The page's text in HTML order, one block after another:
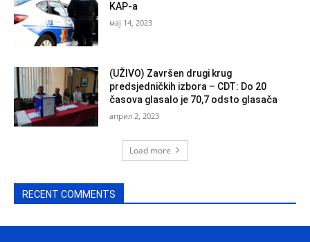
KAP-a
мај 14, 2023
(UŽIVO) Završen drugi krug
predsjedničkih izbora – CDT: Do 20
časova glasalo je 70,7 odsto glasača
април 2, 2023
Load more
RECENT COMMENTS